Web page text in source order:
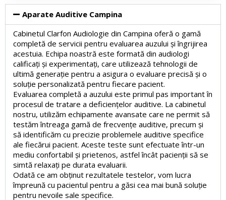
Aparate Auditive Campina
Cabinetul Clarfon Audiologie din Campina oferă o gamă
completă de servicii pentru evaluarea auzului și îngrijirea
acestuia. Echipa noastră este formată din audiologi
calificați și experimentați, care utilizează tehnologii de
ultimă generație pentru a asigura o evaluare precisă și o
soluție personalizată pentru fiecare pacient.
Evaluarea completă a auzului este primul pas important în
procesul de tratare a deficiențelor auditive. La cabinetul
nostru, utilizăm echipamente avansate care ne permit să
testăm întreaga gamă de frecvențe auditive, precum și
să identificăm cu precizie problemele auditive specifice
ale fiecărui pacient. Aceste teste sunt efectuate într-un
mediu confortabil și prietenos, astfel încât pacienții să se
simtă relaxați pe durata evaluarii.
Odată ce am obținut rezultatele testelor, vom lucra
împreună cu pacientul pentru a găsi cea mai bună soluție
pentru nevoile sale specifice.